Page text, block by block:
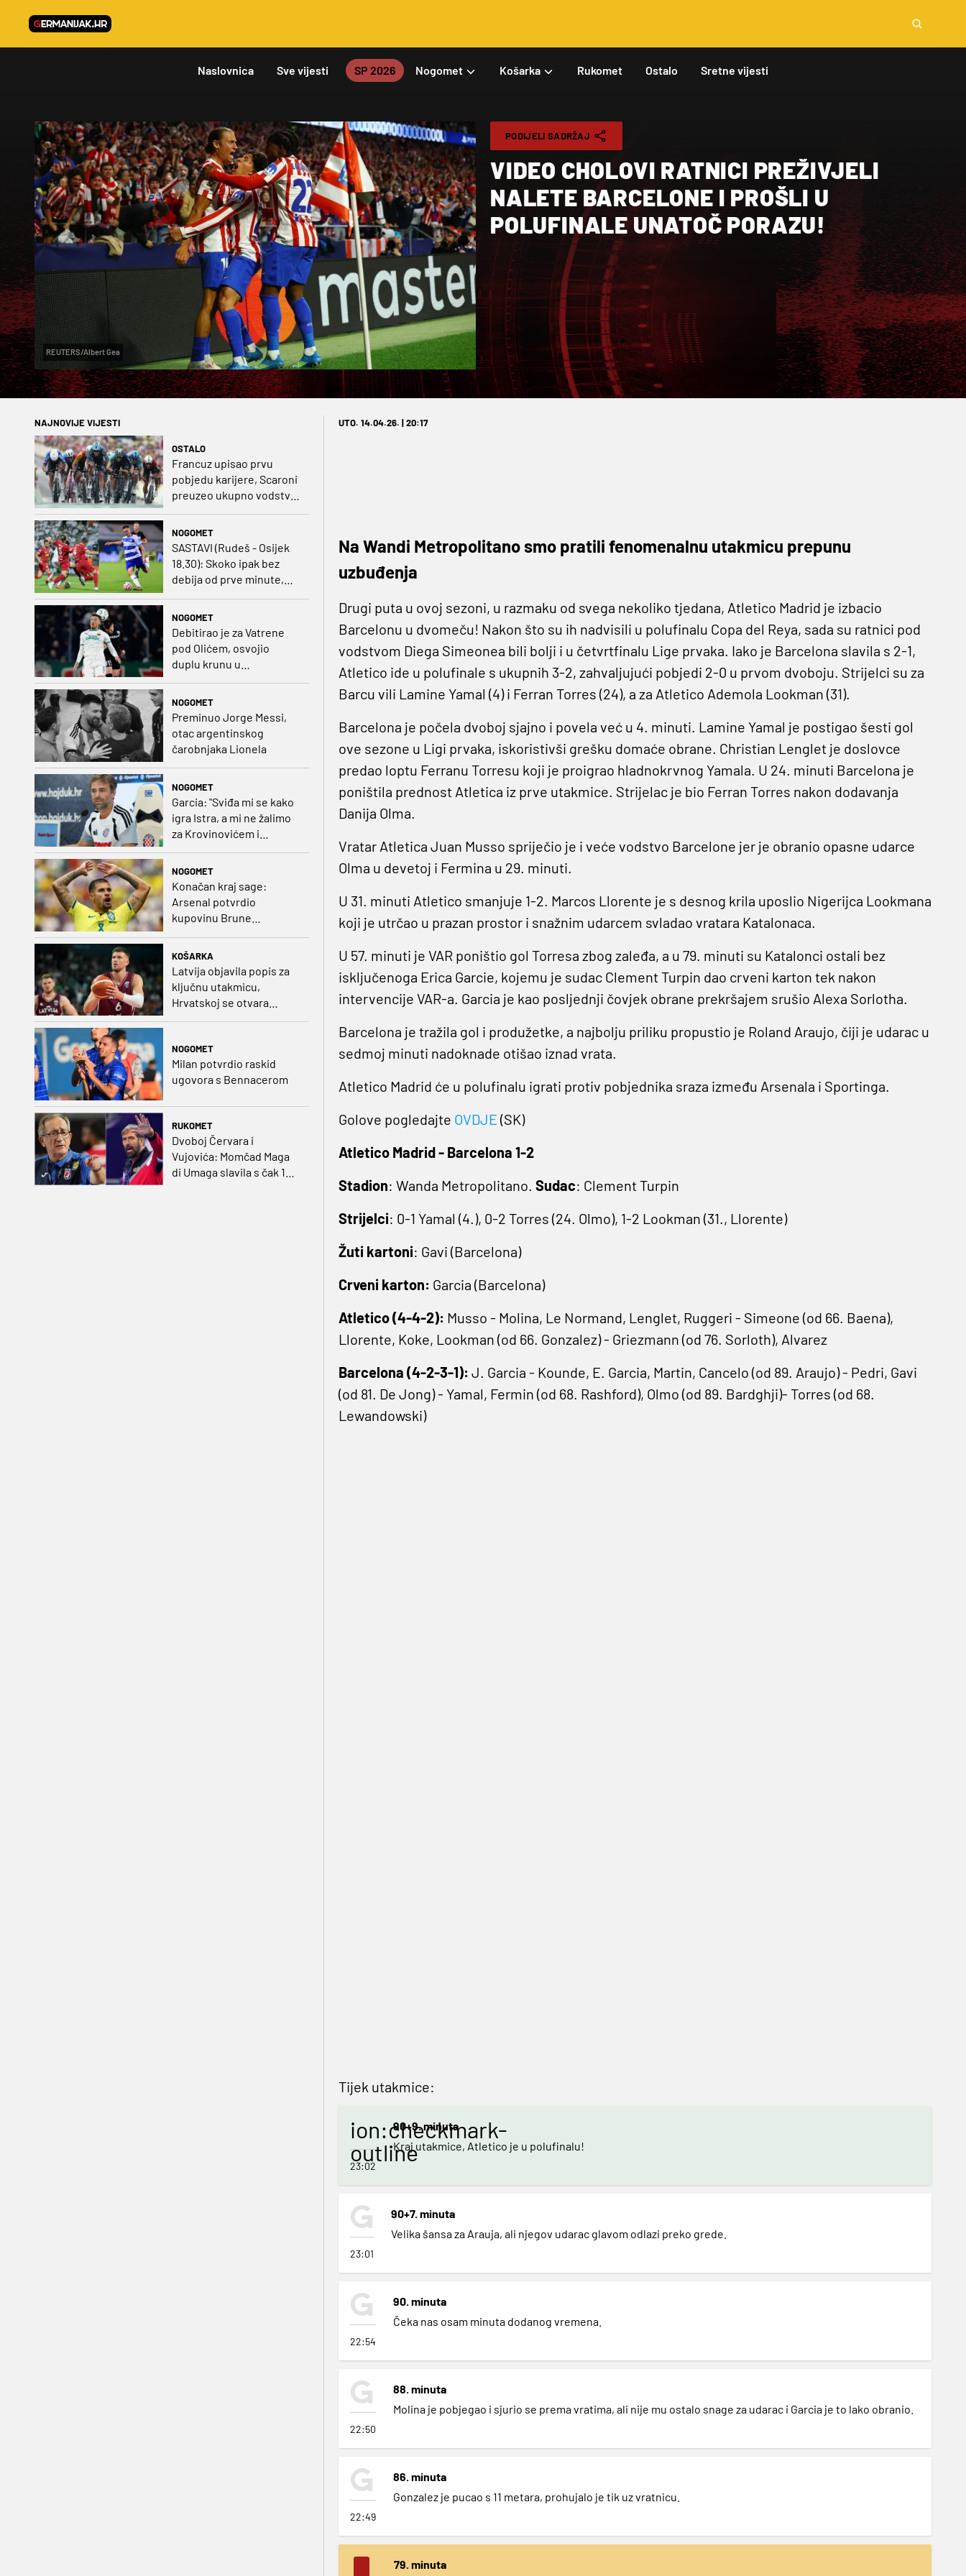
Naslovnica Sve vijesti SP 2026 Nogomet Košarka Rukomet Ostalo Sretne vijesti
REUTERS/Albert Gea
PODIJELI SADRŽAJ
VIDEO CHOLOVI RATNICI PREŽIVJELI
NALETE BARCELONE I PROŠLI U
POLUFINALE UNATOČ PORAZU!
NAJNOVIJE VIJESTI
OSTALO
Francuz upisao prvu
pobjedu karijere, Scaroni
preuzeo ukupno vodstvo
NOGOMET
SASTAVI (Rudeš - Osijek
18.30): Skoko ipak bez
debija od prve minute,
prvo kolo
NOGOMET
Debitirao je za Vatrene
pod Olićem, osvojio
duplu krunu u
Rumunjskoj pa preselio
NOGOMET
Preminuo Jorge Messi,
otac argentinskog
čarobnjaka Lionela
NOGOMET
Garcia: "Sviđa mi se kako
igra Istra, a mi ne žalimo
za Krovinovićem i
NOGOMET
Konačan kraj sage:
Arsenal potvrdio
kupovinu Brune
KOŠARKA
Latvija objavila popis za
ključnu utakmicu,
Hrvatskoj se otvara
velika prilika
NOGOMET
Milan potvrdio raskid
ugovora s Bennacerom
RUKOMET
Dvoboj Červara i
Vujovića: Momčad Maga
di Umaga slavila s čak 12
UTO. 14.04.26. | 20:17
Na Wandi Metropolitano smo pratili fenomenalnu utakmicu prepunu
uzbuđenja
Drugi puta u ovoj sezoni, u razmaku od svega nekoliko tjedana, Atletico Madrid je izbacio
Barcelonu u dvomeču! Nakon što su ih nadvisili u polufinalu Copa del Reya, sada su ratnici pod
vodstvom Diega Simeonea bili bolji i u četvrtfinalu Lige prvaka. Iako je Barcelona slavila s 2-1,
Atletico ide u polufinale s ukupnih 3-2, zahvaljujući pobjedi 2-0 u prvom dvoboju. Strijelci su za
Barcu vili Lamine Yamal (4) i Ferran Torres (24), a za Atletico Ademola Lookman (31).
Barcelona je počela dvoboj sjajno i povela već u 4. minuti. Lamine Yamal je postigao šesti gol
ove sezone u Ligi prvaka, iskoristivši grešku domaće obrane. Christian Lenglet je doslovce
predao loptu Ferranu Torresu koji je proigrao hladnokrvnog Yamala. U 24. minuti Barcelona je
poništila prednost Atletica iz prve utakmice. Strijelac je bio Ferran Torres nakon dodavanja
Danija Olma.
Vratar Atletica Juan Musso spriječio je i veće vodstvo Barcelone jer je obranio opasne udarce
Olma u devetoj i Fermina u 29. minuti.
U 31. minuti Atletico smanjuje 1-2. Marcos Llorente je s desnog krila uposlio Nigerijca Lookmana
koji je utrčao u prazan prostor i snažnim udarcem svladao vratara Katalonaca.
U 57. minuti je VAR poništio gol Torresa zbog zaleđa, a u 79. minuti su Katalonci ostali bez
isključenoga Erica Garcie, kojemu je sudac Clement Turpin dao crveni karton tek nakon
intervencije VAR-a. Garcia je kao posljednji čovjek obrane prekršajem srušio Alexa Sorlotha.
Barcelona je tražila gol i produžetke, a najbolju priliku propustio je Roland Araujo, čiji je udarac u
sedmoj minuti nadoknade otišao iznad vrata.
Atletico Madrid će u polufinalu igrati protiv pobjednika sraza između Arsenala i Sportinga.
Golove pogledajte OVDJE (SK)
Atletico Madrid - Barcelona 1-2
Stadion: Wanda Metropolitano. Sudac: Clement Turpin
Strijelci: 0-1 Yamal (4.), 0-2 Torres (24. Olmo), 1-2 Lookman (31., Llorente)
Žuti kartoni: Gavi (Barcelona)
Crveni karton: Garcia (Barcelona)
Atletico (4-4-2): Musso - Molina, Le Normand, Lenglet, Ruggeri - Simeone (od 66. Baena),
Llorente, Koke, Lookman (od 66. Gonzalez) - Griezmann (od 76. Sorloth), Alvarez
Barcelona (4-2-3-1): J. Garcia - Kounde, E. Garcia, Martin, Cancelo (od 89. Araujo) - Pedri, Gavi
(od 81. De Jong) - Yamal, Fermin (od 68. Rashford), Olmo (od 89. Bardghji)- Torres (od 68.
Lewandowski)
Tijek utakmice:
ion:checkmark-
outline
23:02
90+9. minuta
Kraj utakmice, Atletico je u polufinalu!
23:01
90+7. minuta
Velika šansa za Arauja, ali njegov udarac glavom odlazi preko grede.
22:54
90. minuta
Čeka nas osam minuta dodanog vremena.
22:50
88. minuta
Molina je pobjegao i sjurio se prema vratima, ali nije mu ostalo snage za udarac i Garcia je to lako obranio.
22:49
86. minuta
Gonzalez je pucao s 11 metara, prohujalo je tik uz vratnicu.
79. minuta